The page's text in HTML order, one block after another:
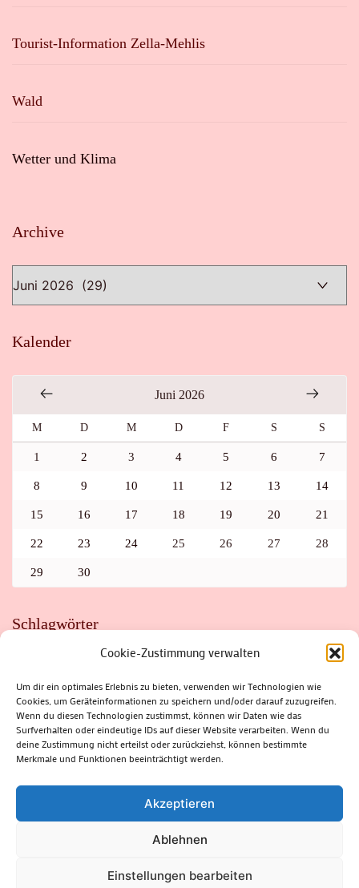
Cookie-Zustimmung verwalten
Um dir ein optimales Erlebnis zu bieten, verwenden wir Technologien wie
Cookies, um Geräteinformationen zu speichern und/oder darauf zuzugreifen.
Wenn du diesen Technologien zustimmst, können wir Daten wie das
Surfverhalten oder eindeutige IDs auf dieser Website verarbeiten. Wenn du
deine Zustimmung nicht erteilst oder zurückziehst, können bestimmte
Merkmale und Funktionen beeinträchtigt werden.
Akzeptieren
Ablehnen
Einstellungen bearbeiten
Tourist-Information Zella-Mehlis
Wald
Wetter und Klima
Archive
Kalender
Juni 2026
M D M D F S S
1 2 3 4 5 6 7
8 9 10 11 12 13 14
15 16 17 18 19 20 21
22 23 24 25 26 27 28
29 30
Schlagwörter
FAHRRAD
FLOHMARKT FOLK GEWINNSPIEL
HITZE
HITZEFALLE AUTO
IRISH DANCE JAZZ
KABARETT
KINDER
KIRMES KLASSIK
KLEINE SUHLER REIHE
KRIMI
KULTUR LESUNG LOTTO
MEININGEN
PARASITEN
PILZE SCHLEUSINGEN
SCHULWEG
SOMMERFERIEN
SPORT SRH
STADTFEST
STADTMARKETING
STRASSENSPERRUNG
SUHL
SUHLER FRÜHLING
SUHLER STADTMARKETING
THÜRINGER WALD
ZELLA-MEHLIS
(c) Rhön-Rennsteig-Verlag 2024. Alle Rechte vorbehalten.